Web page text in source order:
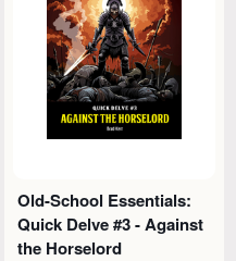
Old-School Essentials:
Quick Delve #3 - Against
the Horselord